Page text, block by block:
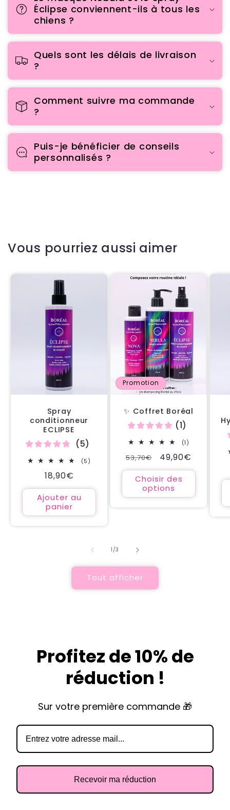
Éclipse conviennent-ils à tous les
chiens ?
Quels sont les délais de livraison
?
Comment suivre ma commande
?
Puis-je bénéficier de conseils
personnalisés ?
Vous pourriez aussi aimer
Spray
conditionneur
ECLIPSE
(5)
(5)
Prix
habituel
18,90€
Ajouter au
panier
Promotion
✨ Coffret Boréal
(1)
(1)
des
Prix
habituel
53,70€
Prix
promotionnel
49,90€
Choisir des
options
1 /de
3
Tout afficher
Profitez de 10% de
réduction !
Sur votre première commande 🎁
Recevoir ma réduction